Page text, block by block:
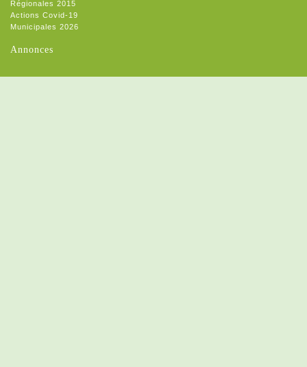
Régionales 2015
Actions Covid-19
Municipales 2026
Annonces